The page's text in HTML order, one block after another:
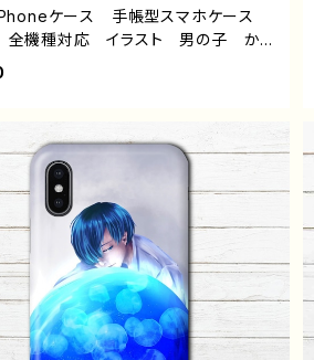
ケース 手帳型スマホケース
機種対応 イラスト 男の子 かっ
ケメン クール おしゃれ 動物
かわいい エモい メンズ クール
Xperia Googlepixel Galaxy
アンドロイド ケース 個性的 お
人気 イラストレーター クリエイタ
オリジナル デザイン グッズ タ
年とシャチ 作：しゅり